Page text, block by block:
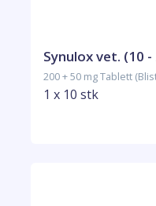
Synulox vet. (10 -
200 + 50 mg Tablett
1 x 10 stk